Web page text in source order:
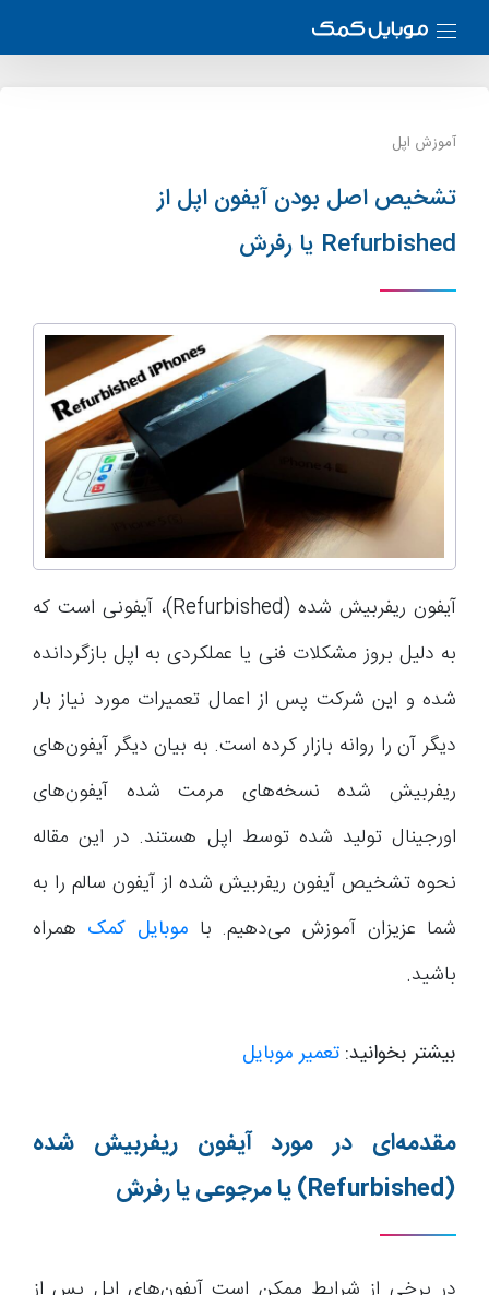
آموزش اپل
تشخیص اصل بودن آیفون اپل از
Refurbished یا رفرش
آیفون ریفربیش شده (Refurbished)، آیفونی است که
به دلیل بروز مشکلات فنی یا عملکردی به اپل بازگردانده
شده و این شرکت پس از اعمال تعمیرات مورد نیاز بار
دیگر آن را روانه بازار کرده است. به بیان دیگر آیفون‌های
ریفربیش شده نسخه‌های مرمت شده آیفون‌های
اورجینال تولید شده توسط اپل هستند. در این مقاله
نحوه تشخیص آیفون ریفربیش شده از آیفون سالم را به
شما عزیزان آموزش می‌دهیم. با موبایل کمک همراه
باشید.
بیشتر بخوانید: تعمیر موبایل
مقدمه‌ای در مورد آیفون ریفربیش شده
(Refurbished) یا مرجوعی یا رفرش